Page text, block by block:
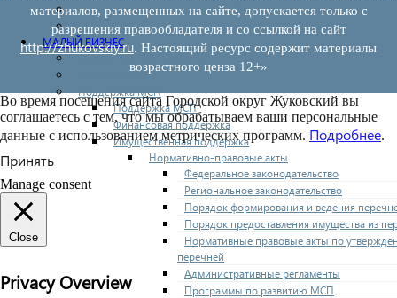
Муниципальный контроль за ЕТО
Муниципальный контроль в сфере благоустройства
МАЛЫЙ БИЗНЕС
Прием предпринимателей
Новости МСП
Поддержка МСП
Поддержка МСП
Финансовая поддержка
Имущественная поддержка
Нормативно-правовые акты
Федеральное законодательство
Региональное законодательство
Порядок формирования и ведения
Порядок предоставления имущества из
Нормативные правовые акты по
перечней
Административные регламенты
Программы по развитию МСП
материалов, размещенных на сайте, допускается только с
разрешения правообладателя и со ссылкой на сайт
http://zhukovskiy.ru. Настоящий ресурс содержит материалы
возрастного ценза 12+»
Во время посещения сайта Городской округ Жуковский вы
соглашаетесь с тем, что мы обрабатываем ваши персональные
данные с использованием метрических программ. Подробнее.
Принять
Manage consent
Close
Privacy Overview